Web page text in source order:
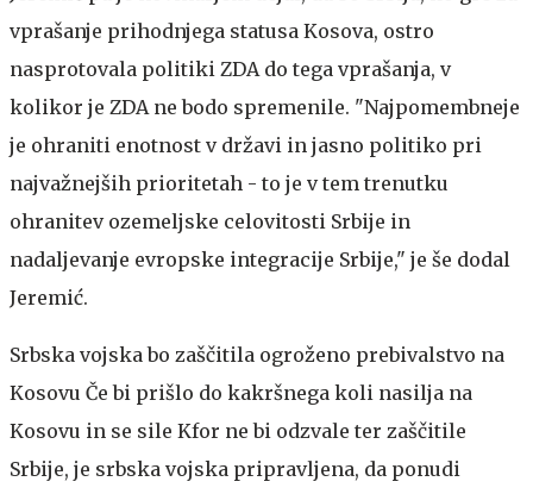
vprašanje prihodnjega statusa Kosova, ostro
nasprotovala politiki ZDA do tega vprašanja, v
kolikor je ZDA ne bodo spremenile. "Najpomembneje
je ohraniti enotnost v državi in jasno politiko pri
najvažnejših prioritetah - to je v tem trenutku
ohranitev ozemeljske celovitosti Srbije in
nadaljevanje evropske integracije Srbije," je še dodal
Jeremić.
Srbska vojska bo zaščitila ogroženo prebivalstvo na
Kosovu Če bi prišlo do kakršnega koli nasilja na
Kosovu in se sile Kfor ne bi odzvale ter zaščitile
Srbije, je srbska vojska pripravljena, da ponudi